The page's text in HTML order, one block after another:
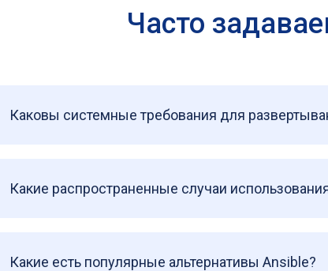
Часто
Каковы системные требования для
Какие распространенные случаи
Какие есть популярные альтернативы Ansible?